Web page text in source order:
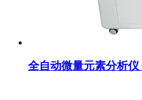
全自动微量元素分析仪